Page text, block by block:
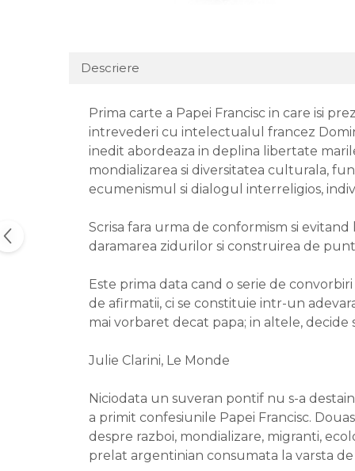
Descriere
Prima carte a Papei Francisc in care isi
intrevederi cu intelectualul francez
inedit abordeaza in deplina libertate
mondializarea si diversitatea culturala,
ecumenismul si dialogul interreligios,
Scrisa fara urma de conformism si
daramarea zidurilor si construirea de
Este prima data cand o serie de
de afirmatii, ci se constituie intr-un
mai vorbaret decat papa; in altele,
Julie Clarini, Le Monde
Niciodata un suveran pontif nu s-a
a primit confesiunile Papei Francisc.
despre razboi, mondializare, migranti,
prelat argentinian consumata la varsta